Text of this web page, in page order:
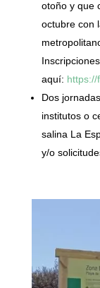
otoño y que
octubre con
Inscripciones
aquí: https://
Dos
institutos o
salina La
y/o